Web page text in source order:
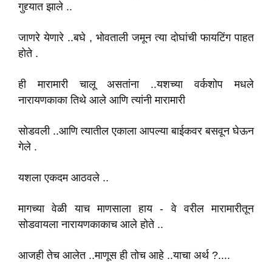
गुद्द्यात झाले ..
जाणरे येणारे ..बघे , भोवताली जमून त्या दोघांची फायटिंग पाहत
होते .
ही मारामारी चालू असतांना ..यशच्या वर्कशोप मधले
नारायणकाका तिथे आले आणि त्यांनी मारामारी
सोडवली ..आणि त्यातील एकाला आपल्या बाईकवर बसवून घेऊन
गेले .
यशला एकदम आठवले ..
मागच्या वेळी याच माणसाला हाय - वे वरील मारामारीतून
सोडवायला नारायणकाकाच आले होते ..
आजही तेच आलेत ..माणूस ही तोच आहे ..याचा अर्थ ?....